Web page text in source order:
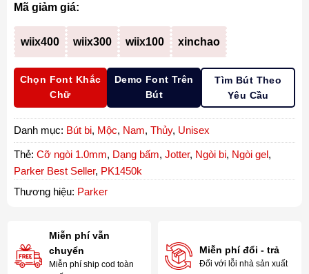
Mã giảm giá:
wiix400 wiix300 wiix100 xinchao
Chọn Font Khắc
Chữ
Demo Font Trên
Bút
Tìm Bút Theo
Yêu Cầu
Danh mục: Bút bi, Mộc, Nam, Thủy, Unisex
Thẻ: Cỡ ngòi 1.0mm, Dạng bấm, Jotter, Ngòi bi, Ngòi gel,
Parker Best Seller, PK1450k
Thương hiệu: Parker
Miễn phí vẫn
chuyển
Miễn phí ship cod toàn
Miễn phí đổi - trả
Đối với lỗi nhà sản xuất